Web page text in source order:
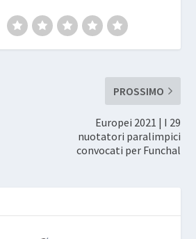
PROSSIMO
Europei 2021 | I 29
nuotatori paralimpici
convocati per Funchal